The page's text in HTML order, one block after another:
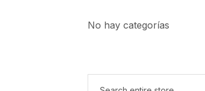
No hay categorías